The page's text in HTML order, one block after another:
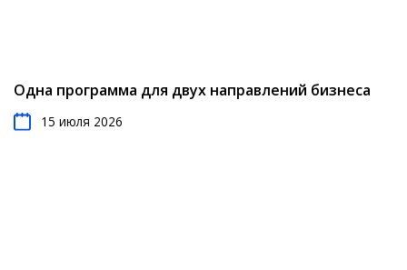
Одна программа для двух направлений бизнеса
15 июля 2026